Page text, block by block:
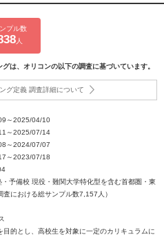
プル数
人
は、オリコンの以下の調査に基づいています。
グ定義 調査詳細について
～2025/04/10
～2025/07/14
～2024/07/07
～2023/07/18
予備校 現役・難関大学特化型を含む首都圏・東
査における総サンプル数7,157人）
目的とし、高校生を対象に一定のカリキュラムに